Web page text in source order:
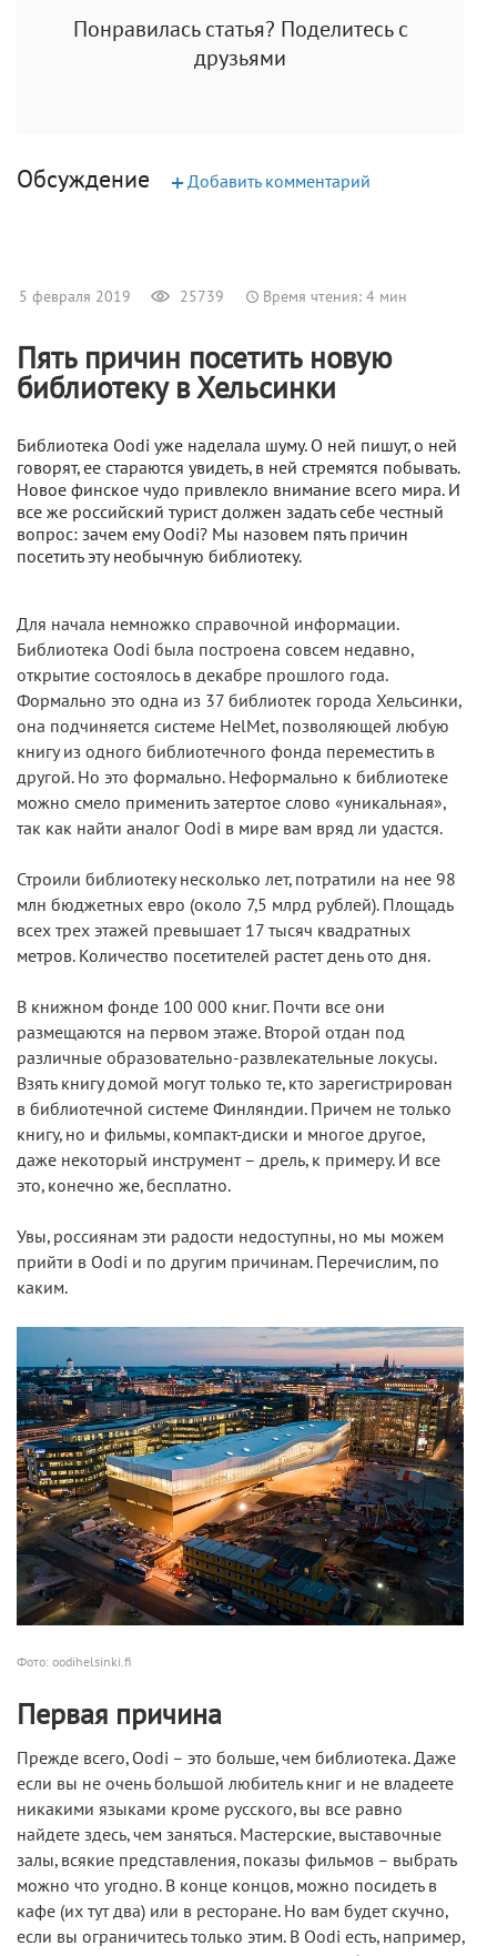
Понравилась статья? Поделитесь с
друзьями
Обсуждение +Добавить комментарий
5 февраля 2019 25739 Время чтения: 4 мин
Пять причин посетить новую
библиотеку в Хельсинки
Библиотека Oodi уже наделала шуму. О ней пишут, о ней
говорят, ее стараются увидеть, в ней стремятся побывать.
Новое финское чудо привлекло внимание всего мира. И
все же российский турист должен задать себе честный
вопрос: зачем ему Oodi? Мы назовем пять причин
посетить эту необычную библиотеку.
Для начала немножко справочной информации.
Библиотека Oodi была построена совсем недавно,
открытие состоялось в декабре прошлого года.
Формально это одна из 37 библиотек города Хельсинки,
она подчиняется системе HelMet, позволяющей любую
книгу из одного библиотечного фонда переместить в
другой. Но это формально. Неформально к библиотеке
можно смело применить затертое слово «уникальная»,
так как найти аналог Oodi в мире вам вряд ли удастся.
Строили библиотеку несколько лет, потратили на нее 98
млн бюджетных евро (около 7,5 млрд рублей). Площадь
всех трех этажей превышает 17 тысяч квадратных
метров. Количество посетителей растет день ото дня.
В книжном фонде 100 000 книг. Почти все они
размещаются на первом этаже. Второй отдан под
различные образовательно-развлекательные локусы.
Взять книгу домой могут только те, кто зарегистрирован
в библиотечной системе Финляндии. Причем не только
книгу, но и фильмы, компакт-диски и многое другое,
даже некоторый инструмент – дрель, к примеру. И все
это, конечно же, бесплатно.
Увы, россиянам эти радости недоступны, но мы можем
прийти в Oodi и по другим причинам. Перечислим, по
каким.
Фото: oodihelsinki.fi
Первая причина
Прежде всего, Oodi – это больше, чем библиотека. Даже
если вы не очень большой любитель книг и не владеете
никакими языками кроме русского, вы все равно
найдете здесь, чем заняться. Мастерские, выставочные
залы, всякие представления, показы фильмов – выбрать
можно что угодно. В конце концов, можно посидеть в
кафе (их тут два) или в ресторане. Но вам будет скучно,
если вы ограничитесь только этим. В Oodi есть, например,